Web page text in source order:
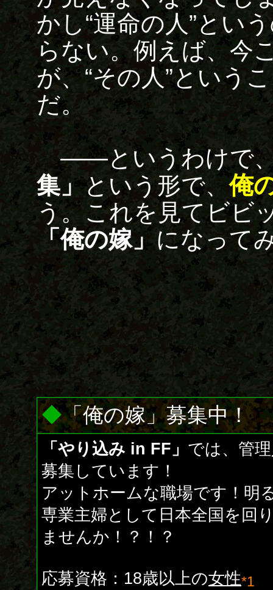
かし“運命の人”とい
らない。例えば、今
が、“その人”という
だ。
――というわけで
集」という形で、俺
う。これを見てビビ
「俺の嫁」 になって
◆「俺の嫁」募集中！
「やり込み in FF」 では、管
募集しています！
アットホームな職場です！明
専業主婦として日本全国を回
ませんか！？！？
応募資格：18歳以上の女性*1